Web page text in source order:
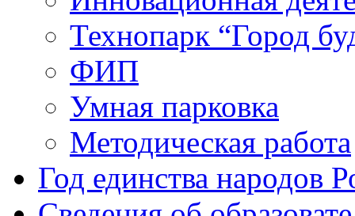
Технопарк “Город
ФИП
Умная парковка
Методическая работа
Год единства народов